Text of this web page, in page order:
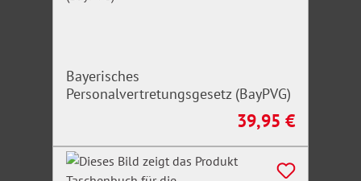
Bayerisches
Personalvertretungsgesetz (BayPVG)
Regulärer Preis:
39,95 €